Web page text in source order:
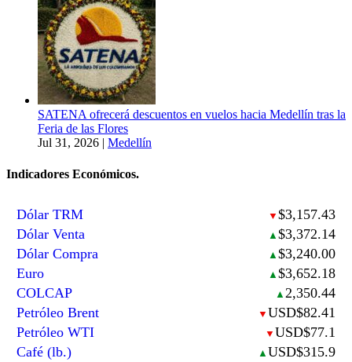
SATENA ofrecerá descuentos en vuelos hacia Medellín tras la
Feria de las Flores
Jul 31, 2026 | Medellín
Indicadores Económicos.
Dólar TRM ▼ $3,157.43
Dólar Venta
▲ $3,372.14
Dólar Compra
▲ $3,240.00
Euro
▲ $3,652.18
COLCAP
▲ 2,350.44
Petróleo Brent
▼ USD$82.41
Petróleo WTI
▼ USD$77.1
Café (lb.)
▲ USD$315.9